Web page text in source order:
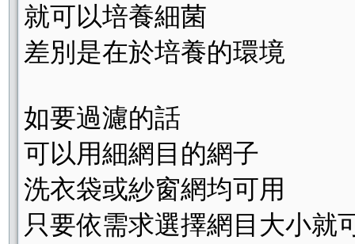
就可以培養細菌
差別是在於培養的環境
如要過濾的話
可以用細網目的網子
洗衣袋或紗窗網均可用
只要依需求選擇網目大小就